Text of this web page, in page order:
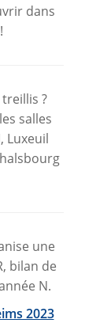
dans
!
?
salles
Luxeuil
une
bilan de
N.
2023